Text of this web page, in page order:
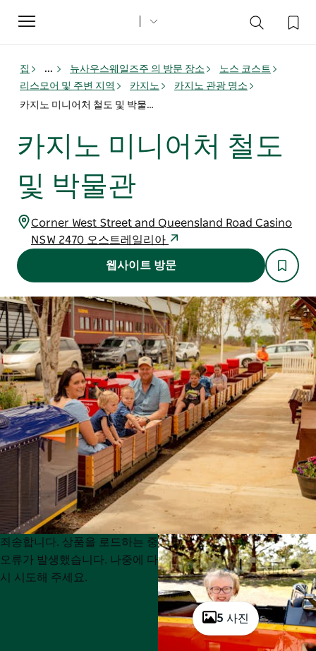
Toggle
navigation
집 ... 뉴사우스웨일즈주 의 방문 장소
노스 코스트
리스모어 및 주변 지역
카지노
카지노 관광 명소
카지노 미니어처 철도 및 박물관
카지노 미니어처 철도
및 박물관
Corner West Street and Queensland Road Casino
NSW 2470 오스트레일리아
웹사이트 방문
5 사진
Product
List
Product
List
죄송합니다. 상품을 로드하는 중
오류가 발생했습니다. 나중에 다
시 시도해 주세요.